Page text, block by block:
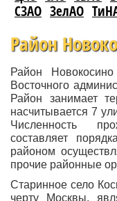
СЗАО ЗелАО
Район
Район
Восточного
Район занимает
насчитывается 7
Численность
составляет
районом
прочие районные
Старинное село
черту Москвы,